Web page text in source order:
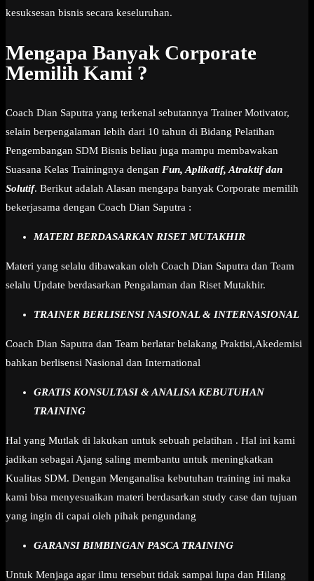
kesuksesan bisnis secara keseluruhan.
Mengapa Banyak Corporate
Memilih Kami ?
Coach Dian Saputra yang terkenal sebutannya Trainer Motivator,
selain berpengalaman lebih dari 10 tahun di Bidang Pelatihan
Pengembangan SDM Bisnis beliau juga mampu membawakan
Suasana Kelas Trainingnya dengan Fun, Aplikatif, Atraktif dan
Solutif. Berikut adalah Alasan mengapa banyak Corporate memilih
bekerjasama dengan Coach Dian Saputra :
MATERI BERDASARKAN RISET MUTAKHIR
Materi yang selalu dibawakan oleh Coach Dian Saputra dan Team
selalu Update berdasarkan Pengalaman dan Riset Mutakhir.
TRAINER BERLISENSI NASIONAL & INTERNASIONAL
Coach Dian Saputra dan Team berlatar belakang Praktisi,Akedemisi
bahkan berlisensi Nasional dan International
GRATIS KONSULTASI & ANALISA KEBUTUHAN
TRAINING
Hal yang Mutlak di lakukan untuk sebuah pelatihan . Hal ini kami
jadikan sebagai Ajang saling membantu untuk meningkatkan
Kualitas SDM. Dengan Menganalisa kebutuhan training ini maka
kami bisa menyesuaikan materi berdasarkan study case dan tujuan
yang ingin di capai oleh pihak pengundang
GARANSI BIMBINGAN PASCA TRAINING
Untuk Menjaga agar ilmu tersebut tidak sampai lupa dan Hilang